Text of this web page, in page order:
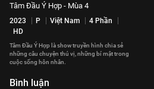
Tâm Đầu Ý Hợp - Mùa 4
2023 P Việt Nam
4 Phần
HD
Tâm Đầu Ý Hợp là show truyền hình chia sẻ
những câu chuyện thú vị, những bí mật trong
cuộc sống hôn nhân.
Bình luận